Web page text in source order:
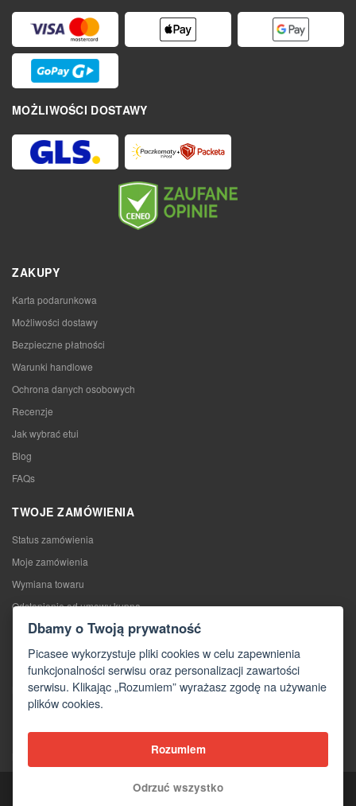
MOŻLIWOŚCI DOSTAWY
ZAKUPY
Karta podarunkowa
Możliwości dostawy
Bezpieczne płatności
Warunki handlowe
Ochrona danych osobowych
Recenzje
Jak wybrać etui
Blog
FAQs
TWOJE ZAMÓWIENIA
Status zamówienia
Moje zamówienia
Wymiana towaru
Odstąpienie od umowy kupna
Reklamacje
KONTAKTY
Kontakty
Formularz kontaktowy
Hurtownia
Copyright © 2026 Picasee
Dbamy o Twoją prywatność
Picasee wykorzystuje pliki cookies w celu zapewnienia
funkcjonalności serwisu oraz personalizacji zawartości
serwisu. Klikając „Rozumiem” wyrażasz zgodę na używanie
plików cookies.
Rozumiem
Odrzuć wszystko